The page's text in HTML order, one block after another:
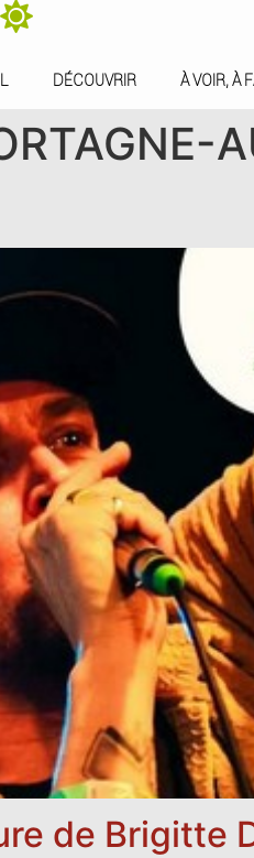
DÉCOUVRIR À VOIR, À
de Brigitte